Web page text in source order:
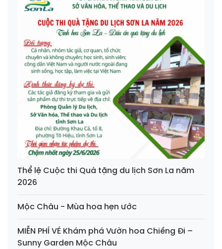
Thể lệ Cuộc thi Quà tặng du lịch Sơn La năm
2026
Mộc Châu - Mùa hoa hẹn ước
MIỄN PHÍ VÉ Khám phá Vườn hoa Chiềng Đi –
Sunny Garden Mộc Châu